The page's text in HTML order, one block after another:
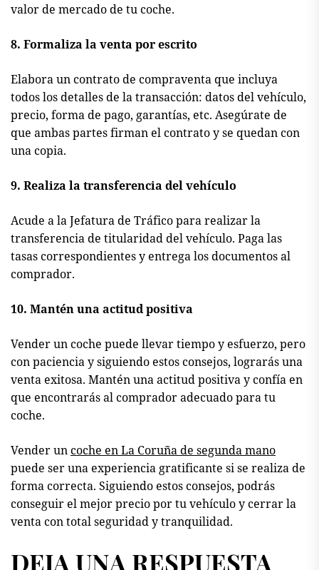
valor de mercado de tu coche.
8. Formaliza la venta por escrito
Elabora un contrato de compraventa que incluya
todos los detalles de la transacción: datos del vehículo,
precio, forma de pago, garantías, etc. Asegúrate de
que ambas partes firman el contrato y se quedan con
una copia.
9. Realiza la transferencia del vehículo
Acude a la Jefatura de Tráfico para realizar la
transferencia de titularidad del vehículo. Paga las
tasas correspondientes y entrega los documentos al
comprador.
10. Mantén una actitud positiva
Vender un coche puede llevar tiempo y esfuerzo, pero
con paciencia y siguiendo estos consejos, lograrás una
venta exitosa. Mantén una actitud positiva y confía en
que encontrarás al comprador adecuado para tu
coche.
Vender uncoche en La Coruña de segunda mano
puede ser una experiencia gratificante si se realiza de
forma correcta. Siguiendo estos consejos, podrás
conseguir el mejor precio por tu vehículo y cerrar la
venta con total seguridad y tranquilidad.
DEJA UNA RESPUESTA